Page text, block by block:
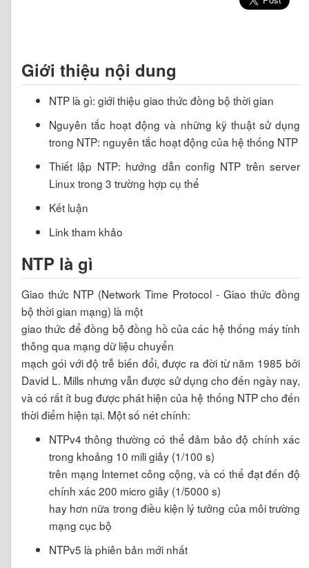
Giới thiệu nội dung
NTP là gì: giới thiệu giao thức đồng bộ thời gian
Nguyên tắc hoạt động và những kỹ thuật sử dụng
trong NTP: nguyên tắc hoạt động của hệ thống NTP
Thiết lập NTP: hướng dẫn config NTP trên server
Linux trong 3 trường hợp cụ thể
Kết luận
Link tham khảo
NTP là gì
Giao thức NTP (Network Time Protocol - Giao thức đồng
bộ thời gian mạng) là một
giao thức để đồng bộ đồng hồ của các hệ thống máy tính
thông qua mạng dữ liệu chuyển
mạch gói với độ trễ biến đổi, được ra đời từ năm 1985 bởi
David L. Mills nhưng vẫn được sử dụng cho đến ngày nay,
và có rất ít bug được phát hiện của hệ thống NTP cho đến
thời điểm hiện tại. Một số nét chính:
NTPv4 thông thường có thể đảm bảo độ chính xác
trong khoảng 10 mili giây (1/100 s)
trên mạng Internet công cộng, và có thể đạt đến độ
chính xác 200 micro giây (1/5000 s)
hay hơn nữa trong điều kiện lý tưởng của môi trường
mạng cục bộ
NTPv5 là phiên bản mới nhất